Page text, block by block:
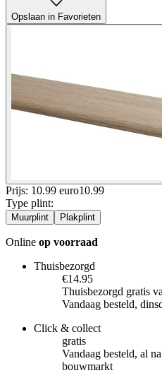
Opslaan in Favorieten
Prijs: 10.99 euro10.99
Type plint:
Muurplint Plakplint
Online op voorraad
Thuisbezorgd
€14.95
Thuisbezorgd gratis
Vandaag besteld,
Click & collect
gratis
Vandaag besteld, al
bouwmarkt